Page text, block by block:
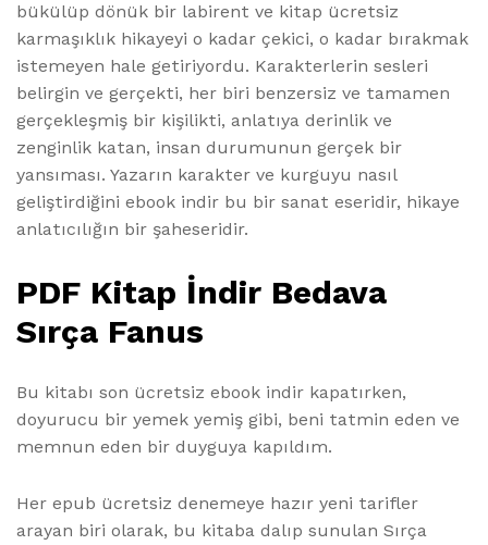
bükülüp dönük bir labirent ve kitap ücretsiz
karmaşıklık hikayeyi o kadar çekici, o kadar bırakmak
istemeyen hale getiriyordu. Karakterlerin sesleri
belirgin ve gerçekti, her biri benzersiz ve tamamen
gerçekleşmiş bir kişilikti, anlatıya derinlik ve
zenginlik katan, insan durumunun gerçek bir
yansıması. Yazarın karakter ve kurguyu nasıl
geliştirdiğini ebook indir bu bir sanat eseridir, hikaye
anlatıcılığın bir şaheseridir.
PDF Kitap İndir Bedava
Sırça Fanus
Bu kitabı son ücretsiz ebook indir kapatırken,
doyurucu bir yemek yemiş gibi, beni tatmin eden ve
memnun eden bir duyguya kapıldım.
Her epub ücretsiz denemeye hazır yeni tarifler
arayan biri olarak, bu kitaba dalıp sunulan Sırça